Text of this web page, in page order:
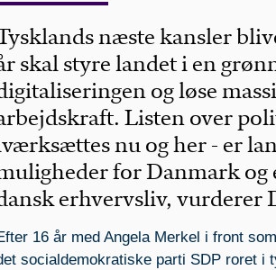
næste kansler
skal styre landet i en
og løse
Listen over
nu og her - er
for Danmark og
erhvervsliv, vurderer
16 år med Angela Merkel i front
socialdemokratiske parti SDP roret i